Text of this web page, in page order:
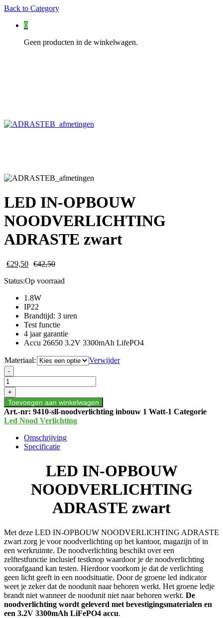
Back to Category
0
Geen producten in de winkelwagen.
LED IN-OPBOUW
NOODVERLICHTING
ADRASTE zwart
€29,50 €42,50
Status:Op voorraad
1.8W
IP22
Brandtijd: 3 uren
Test functie
4 jaar garantie
Accu 26650 3.2V 3300mAh LifePO4
Materiaal:
Verwijder
LED
IN-
OPBOUW
NOODVERLICHTING
ADRASTE
zwart
aantal
-
+
Toevoegen aan winkelwagen
Art.-nr: 9410-sll-noodverlichting inbouw 1 Watt-1 Categorie
Led Nood Verlichting
Omschrijving
Specificatie
LED IN-OPBOUW
NOODVERLICHTING
ADRASTE zwart
Met deze LED IN-OPBOUW NOODVERLICHTING ADRASTE
zwart zorg je voor noodverlichting op het kantoor, magazijn of in
een werkruimte. De noodverlichting beschikt over een
zelftestfunctie inclusief testknop waardoor je de noodverlichting
voorafgaand kan testen. Hierdoor voorkom je dat de verlichting
geen licht geeft in een noodsituatie. Door de groene led indicator
weet je zeker dat de noodunit naar behoren werkt. Het groene ledje
brandt niet wanneer de noodunit niet naar behoren werkt. De
noodverlichting wordt geleverd met bevestigingsmaterialen en
een 3.2V 3300mAh LiFePO4 accu.